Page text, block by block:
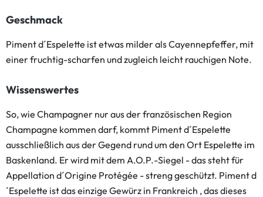
Geschmack
Piment d´Espelette ist etwas milder als Cayennepfeffer, mit
einer fruchtig-scharfen und zugleich leicht rauchigen Note.
Wissenswertes
So, wie Champagner nur aus der französischen Region
Champagne kommen darf, kommt Piment d´Espelette
ausschließlich aus der Gegend rund um den Ort Espelette im
Baskenland. Er wird mit dem A.O.P.-Siegel - das steht für
Appellation d´Origine Protégée - streng geschützt. Piment d
´Espelette ist das einzige Gewürz in Frankreich , das dieses